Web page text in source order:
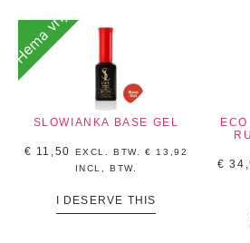
Hema vrij
SLOWIANKA BASE GEL
€ 11,50 EXCL. BTW.€
13,92
INCL, BTW.
I DESERVE THIS
€